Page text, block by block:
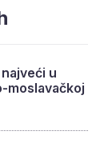
u
moslavačkoj